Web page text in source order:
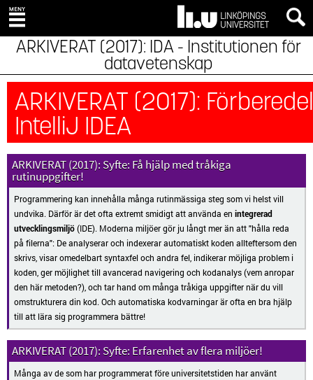
IDA - Institutionen för
datavetenskap
IntelliJ IDEA
Syfte: Få hjälp med tråkiga
rutinuppgifter!
Programmering kan innehålla många rutinmässiga steg som vi helst vill
undvika. Därför är det ofta extremt smidigt att använda en integrerad
utvecklingsmiljö(IDE). Moderna miljöer gör ju långt mer än att "hålla reda
på filerna": De analyserar och indexerar automatiskt koden allteftersom den
skrivs, visar omedelbart syntaxfel och andra fel, indikerar möjliga problem i
koden, ger möjlighet till avancerad navigering och kodanalys (vem anropar
den här metoden?), och tar hand om många tråkiga uppgifter när du vill
omstrukturera din kod. Och automatiska kodvarningar är ofta en bra hjälp
till att lära sig programmera bättre!
Syfte: Erfarenhet av flera miljöer!
Många av de som har programmerat före universitetstiden har använt